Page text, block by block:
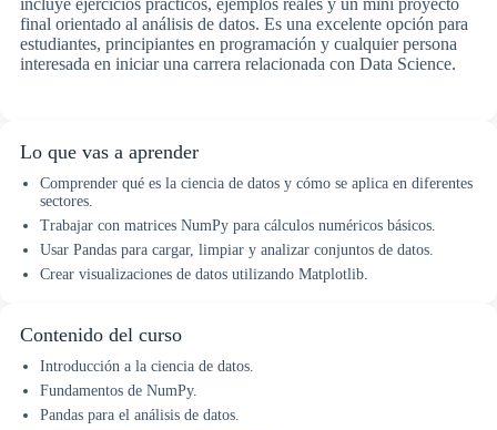
incluye ejercicios prácticos, ejemplos reales y un mini proyecto
final orientado al análisis de datos. Es una excelente opción para
estudiantes, principiantes en programación y cualquier persona
interesada en iniciar una carrera relacionada con Data Science.
Lo que vas a aprender
Comprender qué es la ciencia de datos y cómo se aplica en diferentes
sectores.
Trabajar con matrices NumPy para cálculos numéricos básicos.
Usar Pandas para cargar, limpiar y analizar conjuntos de datos.
Crear visualizaciones de datos utilizando Matplotlib.
Contenido del curso
Introducción a la ciencia de datos.
Fundamentos de NumPy.
Pandas para el análisis de datos.